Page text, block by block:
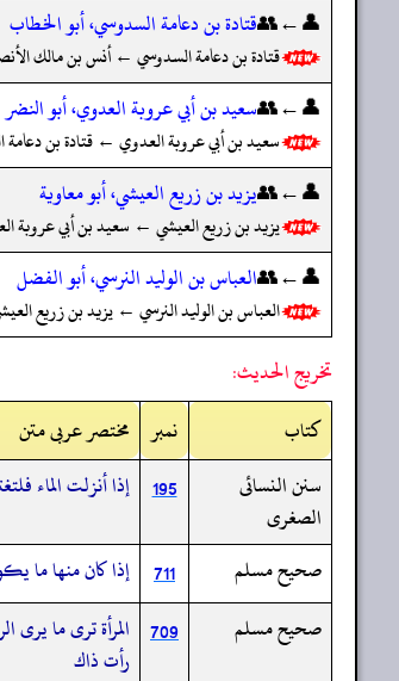
👤←👥قتادة بن دعامة السدوسي، أبو الخطاب
قتادة بن دعامة السدوسي ← أنس بن مالك
👤←👥سعيد بن أبي عروبة العدوي، أبو النضر
سعيد بن أبي عروبة العدوي ← قتادة بن
👤←👥يزيد بن زريع العيشي، أبو معاوية
يزيد بن زريع العيشي ← سعيد بن أبي عروبة
👤←👥العباس بن الوليد النرسي، أبو الفضل
العباس بن الوليد النرسي ← يزيد بن زريع
تخريج الحديث:
کتاب
نمبر مختصر عربی متن
سنن النسائى
الصغرى
195 إذا أنزلت الماء
صحيح مسلم 711
إذا كان منها ما
صحيح مسلم
709 المرأة ترى ما
رأت ذاك